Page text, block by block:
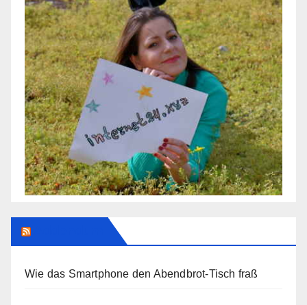
Wie das Smartphone den Abendbrot-Tisch fraß